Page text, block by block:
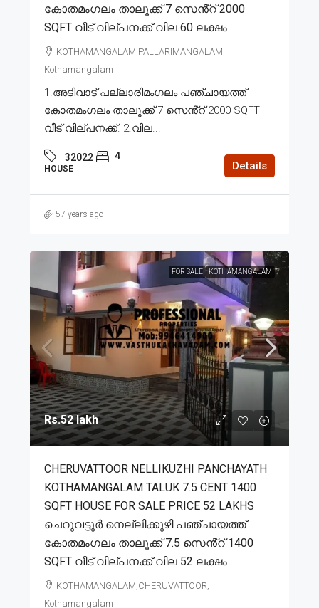
കോതമംഗലം താലൂക്ക് 7 സെൻ്റ് 2000
SQFT വീട് വില്പനക്ക് വില 60 ലക്ഷം
KOTHAMANGALAM,PALLARIMANGALAM,
Kothamangalam
1.അടിവാട് പല്ലാരിമംഗലം പഞ്ചായത്ത്
കോതമംഗലം താലൂക്ക് 7 സെൻ്റ് 2000 SQFT
വീട് വില്പനക്ക്. 2.വില...
32022 4
HOUSE Details
57 years ago
FOR SALE KOTHAMANGALAM
Rs.52 lakh
CHERUVATTOOR NELLIKUZHI PANCHAYATH
KOTHAMANGALAM TALUK 7.5 CENT 1400
SQFT HOUSE FOR SALE PRICE 52 LAKHS
ചെറുവട്ടൂർ നെല്ലിക്കുഴി പഞ്ചായത്ത്
കോതമംഗലം താലൂക്ക് 7.5 സെൻ്റ് 1400
SQFT വീട് വില്പനക്ക് വില 52 ലക്ഷം
KOTHAMANGALAM,CHERUVATTOOR,
Kothamangalam